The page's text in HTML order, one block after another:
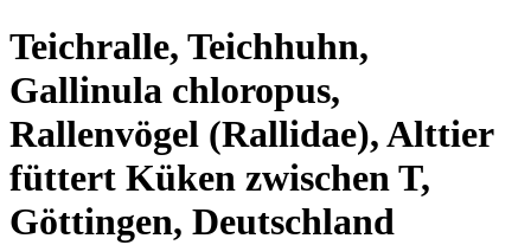
Teichralle, Teichhuhn,
Gallinula chloropus,
Rallenvögel (Rallidae), Alttier
füttert Küken zwischen T,
Göttingen, Deutschland